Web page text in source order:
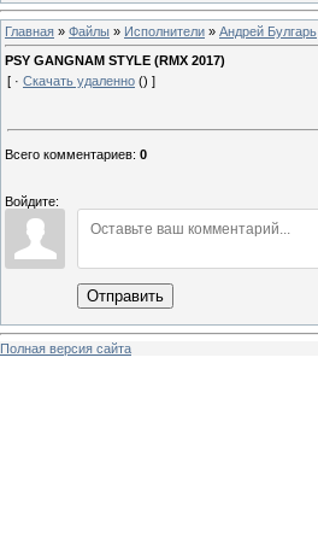
Главная » Файлы » Исполнители » Андрей Булгарь
PSY GANGNAM STYLE (RMX 2017)
[ · Скачать удаленно () ]
Всего комментариев: 0
Войдите:
Отправить
Полная версия сайта